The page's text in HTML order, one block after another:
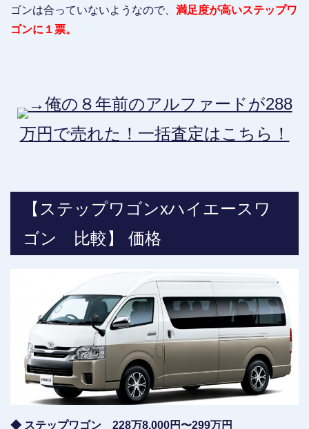
ゴンは合っていないようなので、 満足度が高いステップワ
ゴンに１票。
→俺の８年前のアルファードが288
万円で売れた！一括査定はこちら！
【ステップワゴンxハイエースワ
ゴン 比較】 価格
◆ ステップワゴン 228万8,000円〜299万円